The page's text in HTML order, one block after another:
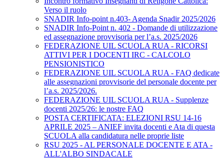
Verso il ruolo
SNADIR Info-point n.403- Agenda Snadir 2025/2026
SNADIR Info-Point n. 402 - Domande di utilizzazione
ed assegnazione provvisoria per l’a.s. 2025/2026
FEDERAZIONE UIL SCUOLA RUA - RICORSI
ATTIVI PER I DOCENTI IRC - CALCOLO
PENSIONISTICO
FEDERAZIONE UIL SCUOLA RUA - FAQ dedicate
alle assegnazioni provvisorie del personale docente per
l’a.s. 2025/2026.
FEDERAZIONE UIL SCUOLA RUA - Supplenze
docenti 2025/26: le nostre FAQ
POSTA CERTIFICATA: ELEZIONI RSU 14-16
APRILE 2025 – ANIEF invita docenti e Ata di questa
SCUOLA alla candidatura nelle proprie liste
RSU 2025 - AL PERSONALE DOCENTE E ATA -
ALL'ALBO SINDACALE